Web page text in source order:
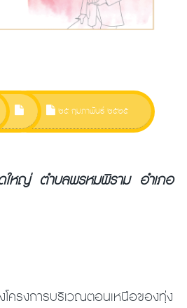
๒๕ กุมภาพันธ์ ๒๕๒๕
ใหญ่ ตำบลพรหมพิราม อำเภอ
รงการบริเวณตอนเหนือของทุ่ง